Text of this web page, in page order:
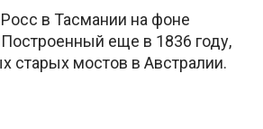
в Тасмании на фоне
Построенный еще в 1836 году,
старых мостов в Австралии.